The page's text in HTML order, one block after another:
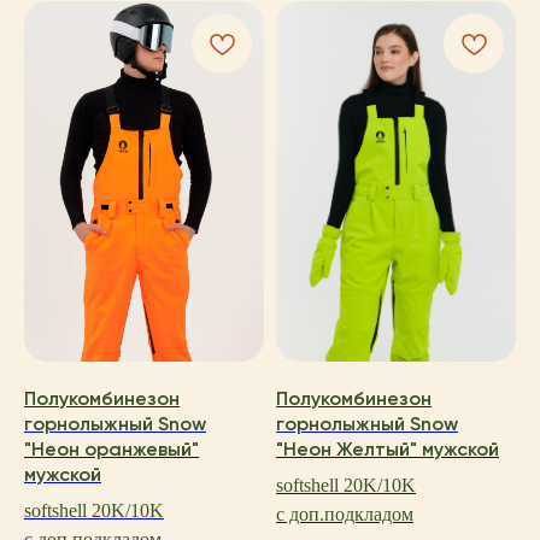
Полукомбинезон
горнолыжный Snow
"Неон оранжевый"
мужской
softshell 20K/10K
Полукомбинезон
горнолыжный Snow
"Неон Желтый" мужской
softshell 20K/10K
с доп.подкладом